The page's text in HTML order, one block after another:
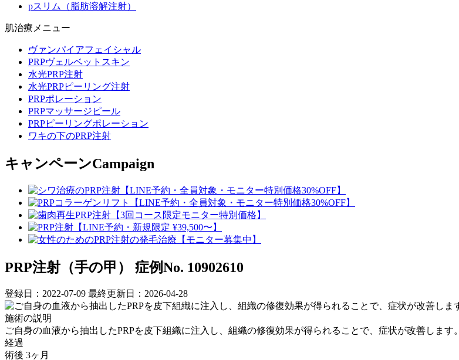
pスリム（脂肪溶解注射）
肌治療メニュー
ヴァンパイアフェイシャル
PRPヴェルベットスキン
水光PRP注射
水光PRPピーリング注射
PRPポレーション
PRPマッサージピール
PRPピーリングポレーション
ワキの下のPRP注射
キャンペーンCampaign
PRP注射（手の甲） 症例No. 10902610
登録日：2022-07-09 最終更新日：2026-04-28
施術の説明
ご自身の血液から抽出したPRPを皮下組織に注入し、組織の修復効果が得られることで、症状が改善します。
経過
術後 3ヶ月